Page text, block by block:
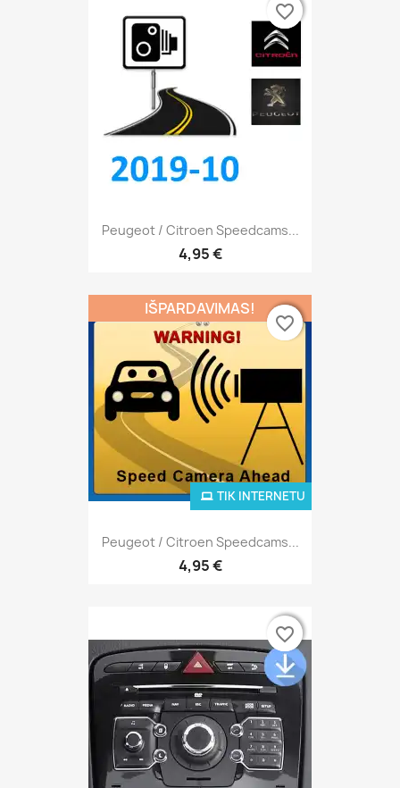
Peugeot / Citroen Speedcams...
4,95 €
favorite_border
favorite_border
Peugeot / Citroen Speedcams...
4,95 €
TIK INTERNETU
IŠPARDAVIMAS!
favorite_border
favorite_border
favorite_border
favorite_border